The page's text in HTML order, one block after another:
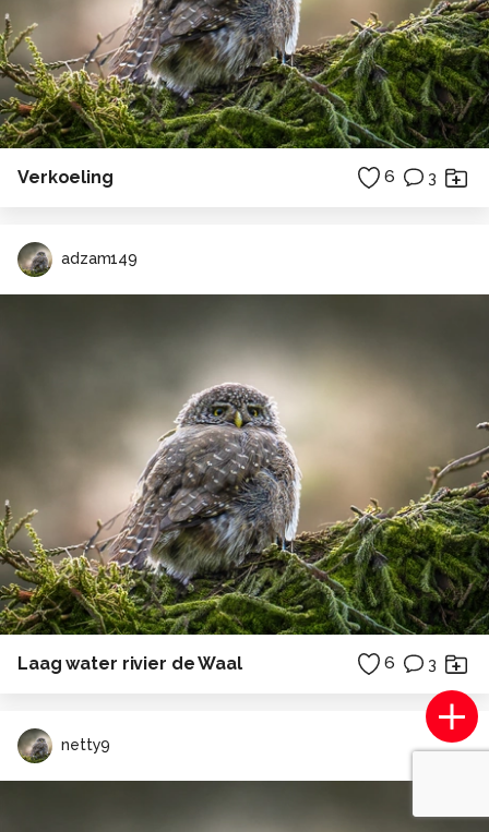
Verkoeling 6 3
adzam149
Laag water rivier de Waal 6 3
netty9